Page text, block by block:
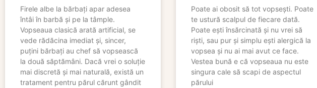
Firele albe la bărbați apar adesea
întâi în barbă și pe la tâmple.
Vopseaua clasică arată artificial, se
vede rădăcina imediat și, sincer,
puțini bărbați au chef să vopsească
la două săptămâni. Dacă vrei o soluție
mai discretă și mai naturală, există un
tratament pentru părul cărunt gândit
Poate ai obosit să tot vopsești. Poate
te ustură scalpul de fiecare dată.
Poate ești însărcinată și nu vrei să
riști, sau pur și simplu ești alergică la
vopsea și nu ai mai avut ce face.
Vestea bună e că vopseaua nu este
singura cale să scapi de aspectul
părului